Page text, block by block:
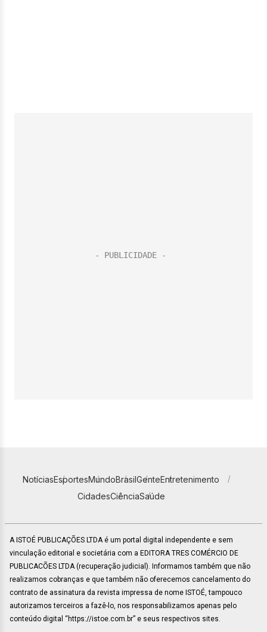
NotíciasEsportesMundoBrasilGenteEntretenimento
CidadesCiênciaSaúde
A ISTOÉ PUBLICAÇÕES LTDA é um portal digital independente e sem
vinculação editorial e societária com a EDITORA TRES COMÉRCIO DE
PUBLICACÕES LTDA (recuperação judicial). Informamos também que não
realizamos cobranças e que também não oferecemos cancelamento do
contrato de assinatura da revista impressa de nome ISTOÉ, tampouco
autorizamos terceiros a fazê-lo, nos responsabilizamos apenas pelo
conteúdo digital “https://istoe.com.br” e seus respectivos sites.